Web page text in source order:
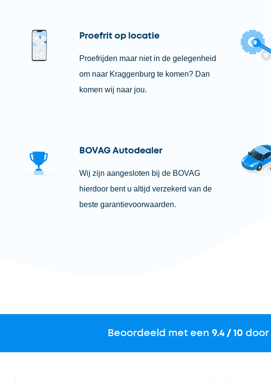
Proefrit op locatie
Proefrijden maar niet in de gelegenheid
om naar Kraggenburg te komen? Dan
komen wij naar jou.
BOVAG Autodealer
Wij zijn aangesloten bij de BOVAG
hierdoor bent u altijd verzekerd van de
beste garantievoorwaarden.
Beoordeeld met een 9.4 / 10 door